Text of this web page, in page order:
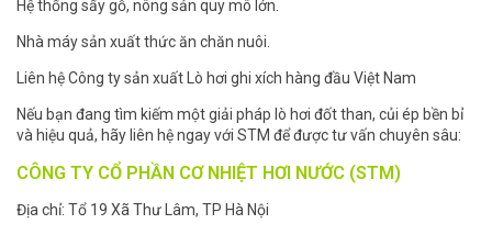
Hệ thống sấy gỗ, nông sản quy mô lớn.
Nhà máy sản xuất thức ăn chăn nuôi.
Liên hệ Công ty sản xuất Lò hơi ghi xích hàng đầu Việt Nam
Nếu bạn đang tìm kiếm một giải pháp lò hơi đốt than, củi ép bền bỉ
và hiệu quả, hãy liên hệ ngay với STM để được tư vấn chuyên sâu:
CÔNG TY CỔ PHẦN CƠ NHIỆT HƠI NƯỚC (STM)
Địa chỉ: Tổ 19 Xã Thư Lâm, TP Hà Nội